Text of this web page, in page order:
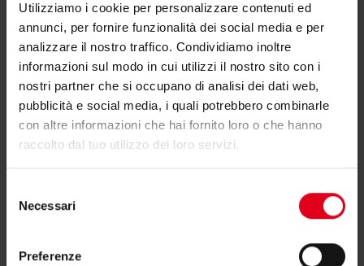
Utilizziamo i cookie per personalizzare contenuti ed
annunci, per fornire funzionalità dei social media e per
analizzare il nostro traffico. Condividiamo inoltre
informazioni sul modo in cui utilizzi il nostro sito con i
nostri partner che si occupano di analisi dei dati web,
pubblicità e social media, i quali potrebbero combinarle
con altre informazioni che hai fornito loro o che hanno
raccolto dal tuo utilizzo dei loro servizi.
delNecessari
Preferenze
R730GAX006 G 1-1/4"F
R730GAX007 G 1-1/2"F